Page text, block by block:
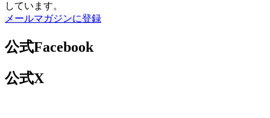
しています。
メールマガジンに登録
公式Facebook
公式X